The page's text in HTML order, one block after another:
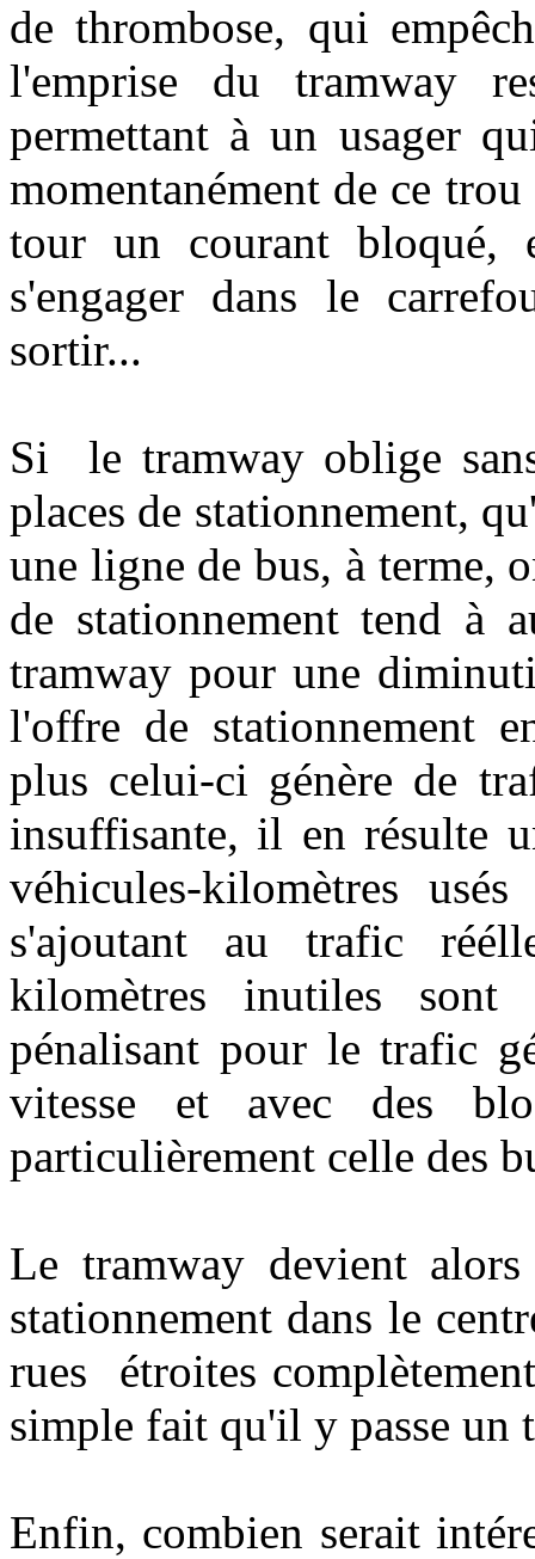
de thrombose, qui
l'emprise du tramway
permettant à un usager
momentanément de ce
tour un courant bloqué,
s'engager dans le
sortir...
Si
le tramway oblige
places de stationnement,
une ligne de bus, à terme,
de stationnement tend à
tramway pour une
l'offre de stationnement
plus celui-ci génère de
insuffisante, il en résulte
véhicules-kilomètres
s'ajoutant au trafic
kilomètres inutiles sont
pénalisant pour le trafic
vitesse et avec des
particulièrement celle des
Le tramway devient
stationnement dans le
rues
étroites
simple fait qu'il y passe un
Enfin, combien serait